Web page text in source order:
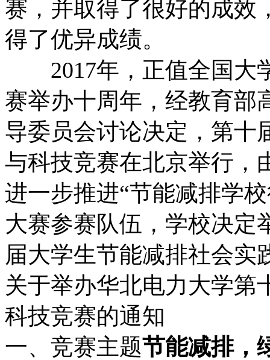
赛，并取得了很好的成效
得了优异成绩。
2017年，正值全国大
赛举办十周年，经教育部
导委员会讨论决定，第十
与科技竞赛在北京举行，
进一步推进“节能减排学
大赛参赛队伍，学校决定
届大学生节能减排社会实
关于举办华北电力大学第
科技竞赛的通知
一、竞赛主题节能减排，